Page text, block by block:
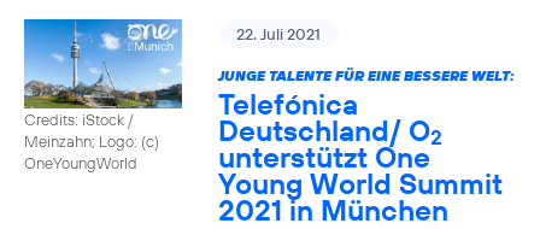
Credits: iStock /
Meinzahn; Logo: (c)
OneYoungWorld
22. Juli 2021
JUNGE TALENTE FÜR EINE BESSERE WELT:
Telefónica
Deutschland/ O2
unterstützt One
Young World Summit
2021 in München